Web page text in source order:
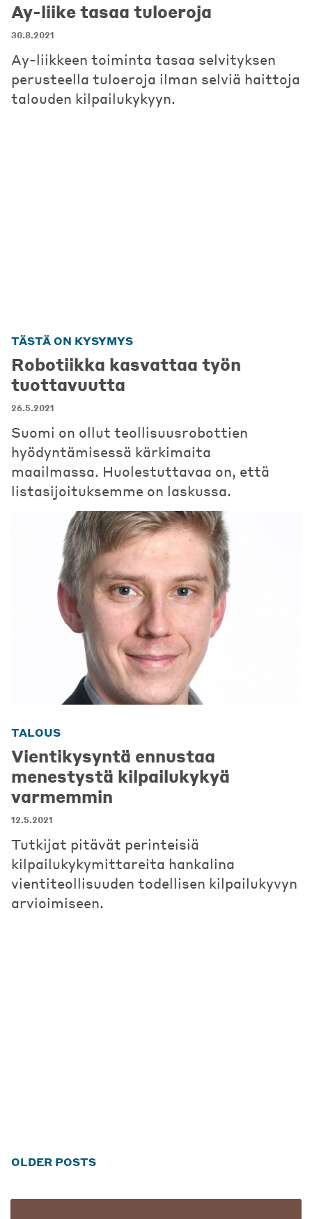
Ay-liike tasaa tuloeroja
30.8.2021
Ay-liikkeen toiminta tasaa selvityksen
perusteella tuloeroja ilman selviä haittoja
talouden kilpailukykyyn.
TÄSTÄ ON KYSYMYS
Robotiikka kasvattaa työn
tuottavuutta
26.5.2021
Suomi on ollut teollisuusrobottien
hyödyntämisessä kärkimaita
maailmassa. Huolestuttavaa on, että
listasijoituksemme on laskussa.
TALOUS
Vientikysyntä ennustaa
menestystä kilpailukykyä
varmemmin
12.5.2021
Tutkijat pitävät perinteisiä
kilpailukykymittareita hankalina
vientiteollisuuden todellisen kilpailukyvyn
arvioimiseen.
Posts
OLDER POSTS